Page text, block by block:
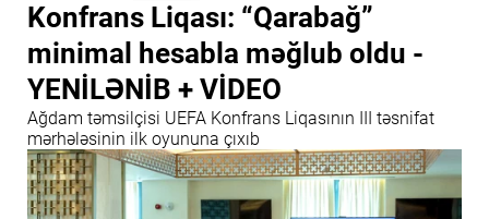
Konfrans Liqası: “Qarabağ”
minimal hesabla məğlub oldu -
YENİLƏNİB + VİDEO
Ağdam təmsilçisi UEFA Konfrans Liqasının III təsnifat
mərhələsinin ilk oyununa çıxıb